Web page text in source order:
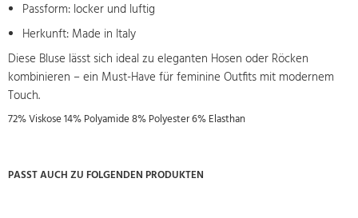
Passform: locker und luftig
Herkunft: Made in Italy
Diese Bluse lässt sich ideal zu eleganten Hosen oder Röcken
kombinieren – ein Must-Have für feminine Outfits mit modernem
Touch.
72% Viskose 14% Polyamide 8% Polyester 6% Elasthan
PASST AUCH ZU FOLGENDEN PRODUKTEN